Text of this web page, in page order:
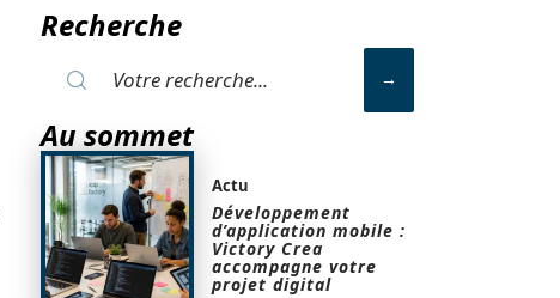
Recherche
Au sommet
Actu
Développement
d’application mobile :
Victory Crea
accompagne votre
projet digital